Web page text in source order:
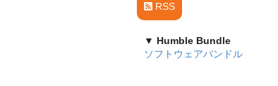
RSS
▼ Humble Bundle
ソフトウェアバンドル